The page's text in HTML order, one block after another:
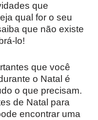
que
qual for o seu
que não existe
lo!
que você
o Natal é
o que precisam.
de Natal para
encontrar uma